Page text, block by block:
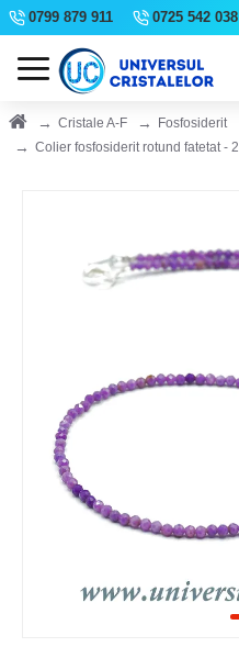
0799 879 911 0725 542 038
Cristale A-F
Fosfosiderit
Colier fosfosiderit rotund fatetat -